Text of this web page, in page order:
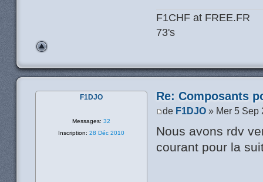
F1CHF at FREE.FR
73's
Re: Composants
de F1DJO » Mer 5 Sep
Nous avons rdv
courant pour la
F1DJO
Messages: 32
Inscription: 28 Déc 2010